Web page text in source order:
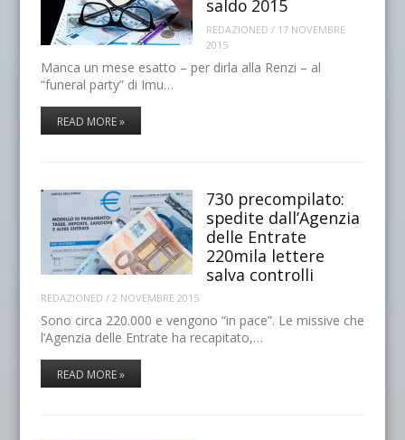
saldo 2015
REDAZIONED / 17 NOVEMBRE
2015
Manca un mese esatto – per dirla alla Renzi – al
“funeral party” di Imu…
READ MORE »
730 precompilato:
spedite dall’Agenzia
delle Entrate
220mila lettere
salva controlli
REDAZIONED / 2 NOVEMBRE 2015
Sono circa 220.000 e vengono “in pace”. Le missive che
l’Agenzia delle Entrate ha recapitato,…
READ MORE »